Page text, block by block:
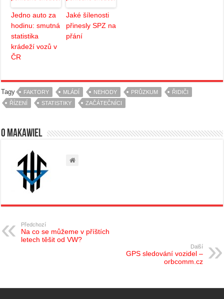
Jedno auto za
hodinu: smutná
statistika
krádeží vozů v
ČR
Jaké šílenosti
přinesly SPZ na
přání
Tagy FAKTORY MLÁDÍ NEHODY PRŮZKUM
ŘIDIČI
ŘÍZENÍ
STATISTIKY ZAČÁTEČNÍCI
O Makawiel
Předchozí
Na co se můžeme v příštích
letech těšit od VW?
Další
GPS sledování vozidel –
orbcomm.cz